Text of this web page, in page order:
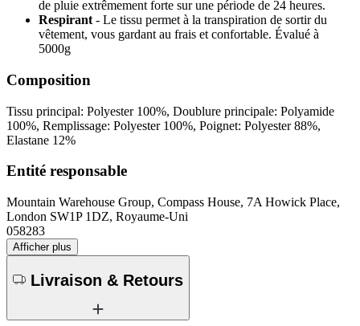
de pluie extrêmement forte sur une période de 24 heures.
Respirant - Le tissu permet à la transpiration de sortir du
vêtement, vous gardant au frais et confortable. Évalué à
5000g
Composition
Tissu principal: Polyester 100%, Doublure principale: Polyamide
100%, Remplissage: Polyester 100%, Poignet: Polyester 88%,
Elastane 12%
Entité responsable
Mountain Warehouse Group, Compass House, 7A Howick Place,
London SW1P 1DZ, Royaume-Uni
058283
Afficher plus
Livraison & Retours